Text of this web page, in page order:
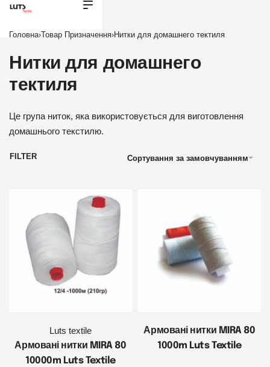
Головна›Товар Призначення›Нитки для домашнего тектиля
Нитки для домашнего
тектиля
Це група ниток, яка використовується для виготовлення
домашнього текстилю.
Сортування за замовчуванням
FILTER
Luts textile
Армовані нитки MIRA 80
10000m Luts Textile
Армовані нитки MIRA 80
1000m Luts Textile